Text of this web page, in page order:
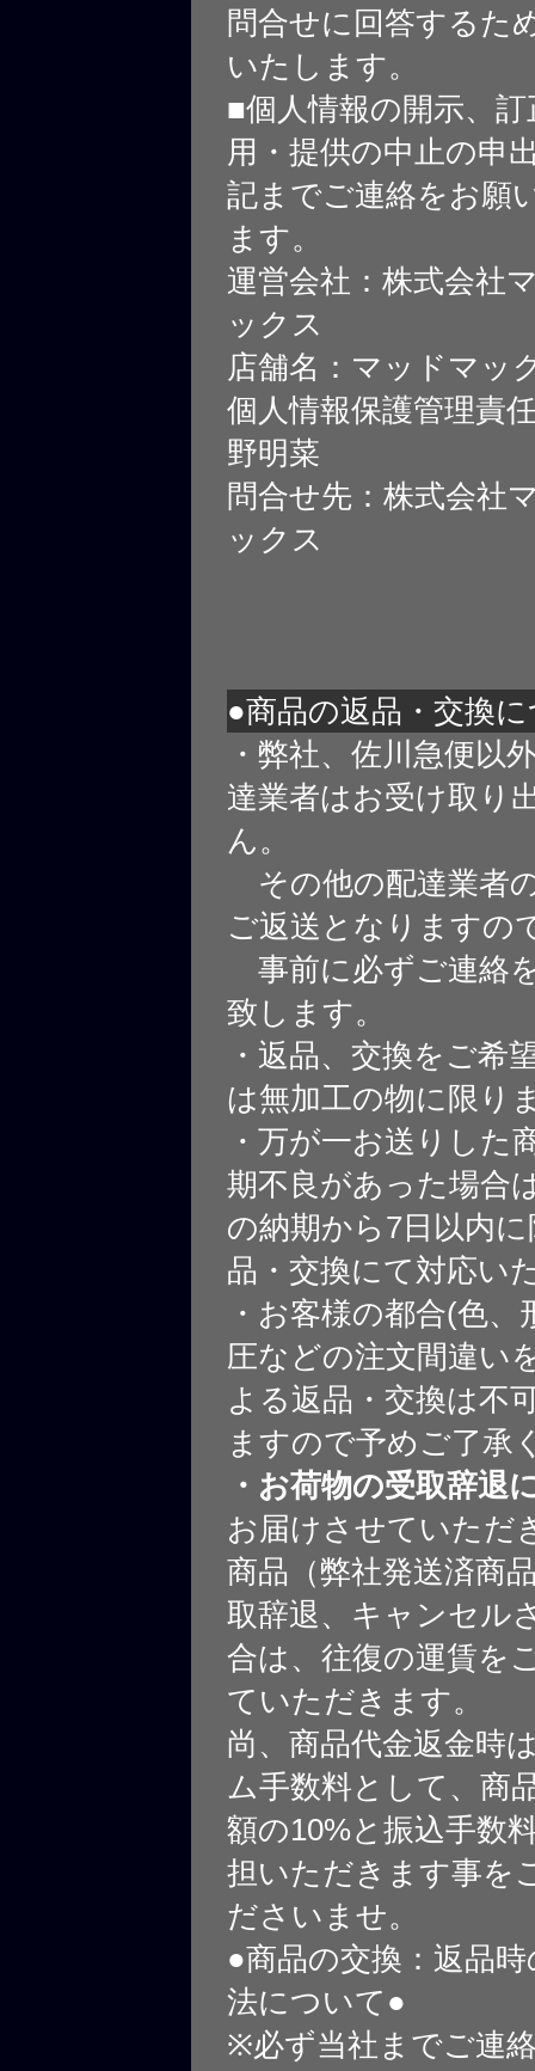
問合せに回答するた
いたします。
■個人情報の開示、
用・提供の中止の申
記までご連絡をお願
ます。
運営会社：株式会社
ックス
店舗名：マッドマッ
個人情報保護管理責
野明菜
問合せ先：株式会社
ックス
●商品の返品・交換
・弊社、佐川急便以
達業者はお受け取り
ん。
その他の配達業者
ご返送となりますの
事前に必ずご連絡
致します。
・返品、交換をご希
は無加工の物に限り
・万が一お送りした
期不良があった場合
の納期から7日以内
品・交換にて対応い
・お客様の都合(色、
圧などの注文間違い
よる返品・交換は不
ますので予めご了承
・お荷物の受取辞退
お届けさせていただ
商品（弊社発送済商
取辞退、キャンセル
合は、往復の運賃を
ていただきます。
尚、商品代金返金時
ム手数料として、商
額の10%と振込手数
担いただきます事を
ださいませ。
●商品の交換：返品
法について●
※必ず当社までご連